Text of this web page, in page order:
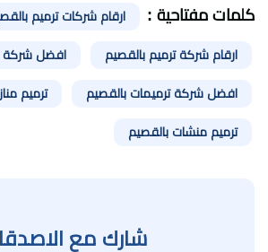
كلمات مفتاحية : ارقام شركات ترميم
ارقام شركة ترميم بالقصيم افضل شركة
افضل شركة ترميمات بالقصيم ترميم
ترميم منشات بالقصيم
شارك مع